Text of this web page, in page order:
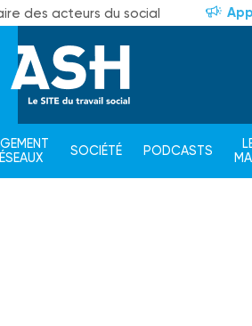
des acteurs du social
SOCIÉTÉ PODCASTS